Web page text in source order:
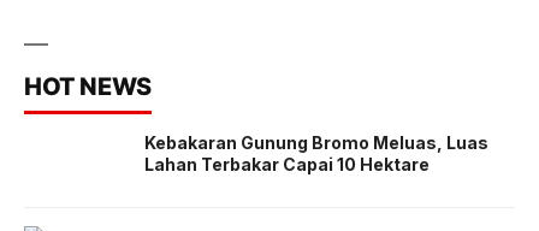
HOT NEWS
Kebakaran Gunung Bromo Meluas, Luas
Lahan Terbakar Capai 10 Hektare